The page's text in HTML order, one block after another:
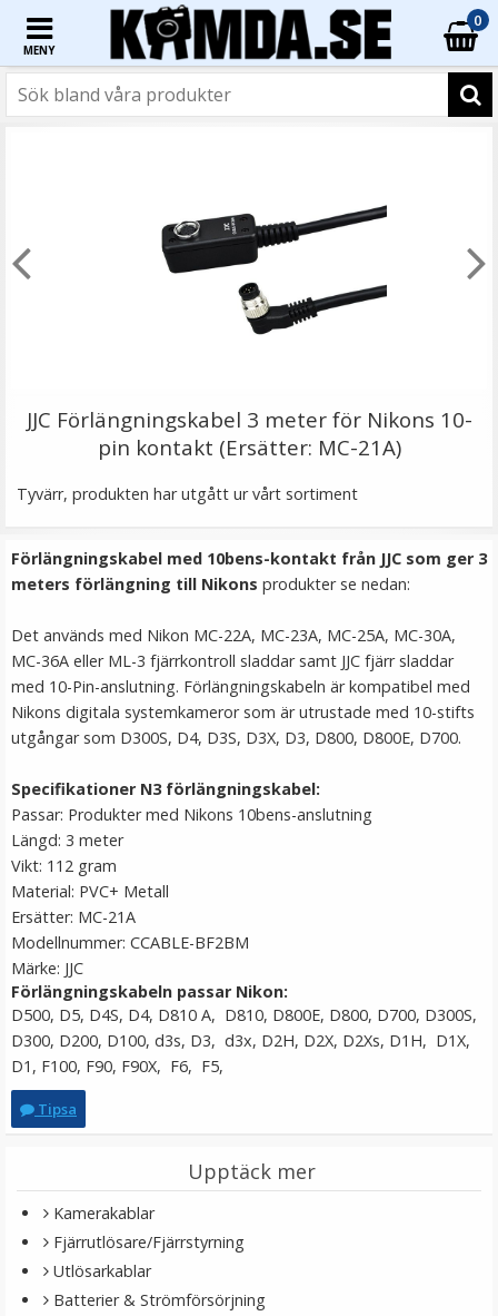
MENY
0
LÄGG I VARUKORG
Ulanzi Mobilhållare vridbar för stativ & blixtsko
★★★
LÄGG I VARUKORG
Puluz Gängadapter 1/4 tums hongänga till 3/8 tums
JJC Förlängningskabel 3 meter för Nikons 10-
pin kontakt (Ersätter: MC-21A)
Tyvärr, produkten har utgått ur vårt sortiment
Förlängningskabel med 10bens-kontakt från JJC som ger 3
meters förlängning till Nikons produkter se nedan:
Det används med Nikon MC-22A, MC-23A, MC-25A, MC-30A,
MC-36A eller ML-3 fjärrkontroll sladdar samt JJC fjärr sladdar
med 10-Pin-anslutning. Förlängningskabeln är kompatibel med
Nikons digitala systemkameror som är utrustade med 10-stifts
utgångar som D300S, D4, D3S, D3X, D3, D800, D800E, D700.
Specifikationer N3 förlängningskabel:
Passar: Produkter med Nikons 10bens-anslutning
Längd: 3 meter
Vikt: 112 gram
Material: PVC+ Metall
Ersätter: MC-21A
Modellnummer: CCABLE-BF2BM
Märke: JJC
Förlängningskabeln passar Nikon:
D500, D5, D4S, D4, D810 A, D810, D800E, D800, D700, D300S,
D300, D200, D100, d3s, D3, d3x, D2H, D2X, D2Xs, D1H, D1X,
D1, F100, F90, F90X, F6, F5,
Tipsa
Upptäck mer
Kamerakablar
Fjärrutlösare/Fjärrstyrning
Utlösarkablar
Batterier & Strömförsörjning